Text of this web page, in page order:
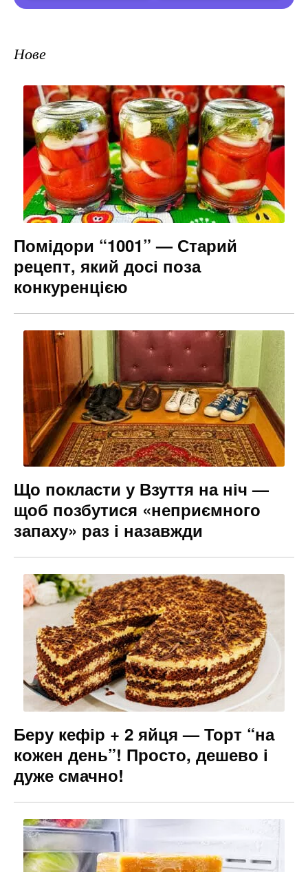
Нове
Помідори “1001” — Старий
рецепт, який досі поза
конкуренцією
Що покласти у Взуття на ніч —
щоб позбутися «неприємного
запаху» раз і назавжди
Беру кефір + 2 яйця — Торт “на
кожен день”! Просто, дешево і
дуже смачно!